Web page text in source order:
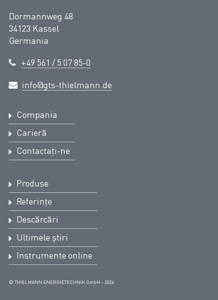
Dormannweg 48
34123 Kassel
Germania
+49 561 / 5 07 85-0
info@gts-thielmann.de
Compania
Carieră
Contactați-ne
Produse
Referințe
Descărcări
Ultimele știri
Instrumente online
© THIELMANN ENERGIETECHNIK GmbH - 2026